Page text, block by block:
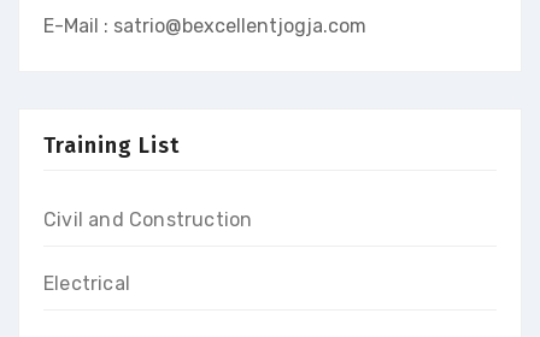
E-Mail : satrio@bexcellentjogja.com
Training List
Civil and Construction
Electrical